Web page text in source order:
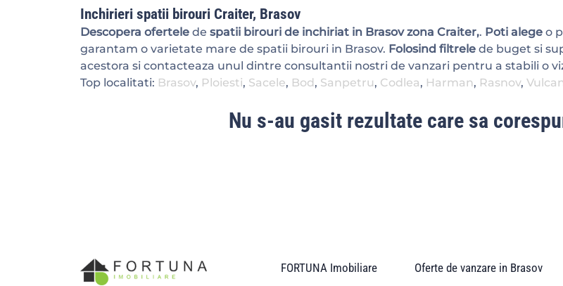
Inchirieri spatii birouri Craiter, Brasov
Descopera ofertele de spatii birouri de inchiriat in Brasov zona Craiter,. Poti alege o
garantam o varietate mare de spatii birouri in Brasov. Folosind filtrele de buget si
acestora si contacteaza unul dintre consultantii nostri de vanzari pentru a stabili o
Top localitati: Brasov, Ploiesti, Sacele, Bod , Sanpetru, Codlea, Harman, Rasnov,
Nu s-au gasit rezultate care sa
FORTUNA Imobiliare Oferte de vanzare in Brasov